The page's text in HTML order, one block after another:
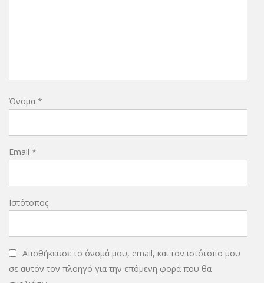
Όνομα *
Email *
Ιστότοπος
Αποθήκευσε το όνομά μου, email, και τον ιστότοπο μου
σε αυτόν τον πλοηγό για την επόμενη φορά που θα